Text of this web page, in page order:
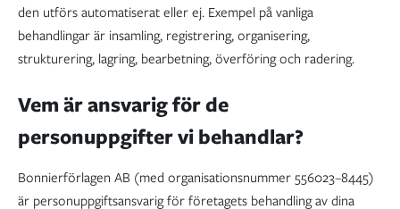
den utförs automatiserat eller ej. Exempel på vanliga
behandlingar är insamling, registrering, organisering,
strukturering, lagring, bearbetning, överföring och radering.
Vem är ansvarig för de
personuppgifter vi behandlar?
Bonnierförlagen AB (med organisationsnummer 556023–8445)
är personuppgiftsansvarig för företagets behandling av dina